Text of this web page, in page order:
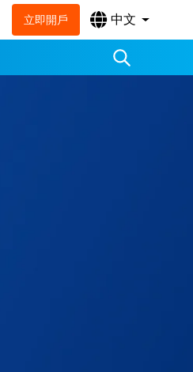
立即開戶 中文